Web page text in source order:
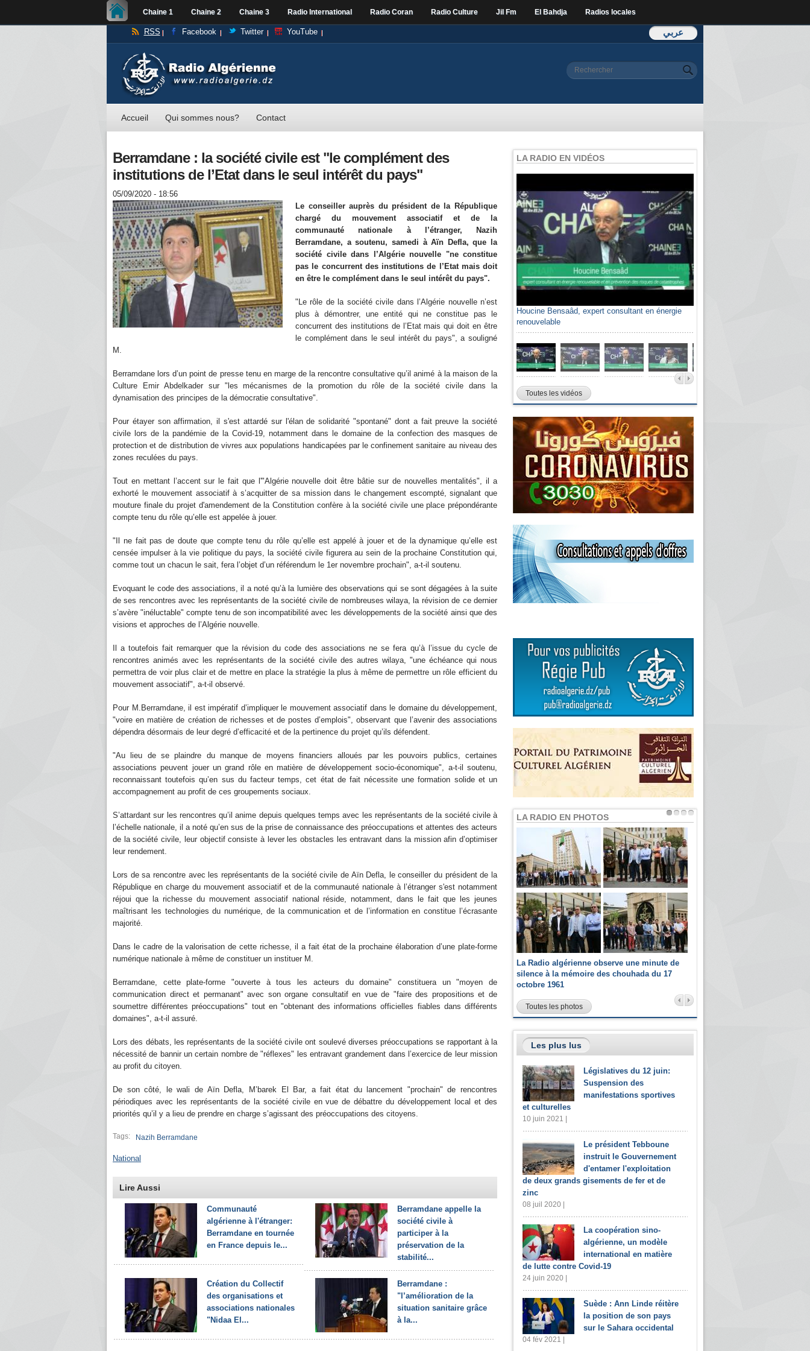
Chaine 1 Chaine 2 Chaine 3 Radio International Radio Coran Radio Culture Jil Fm El Bahdja Radios locales
عربي RSS Facebook Twitter YouTube
Formulaire de
Rechercher
Accueil Qui sommes nous? Contact
Berramdane : la société civile est "le complément des
institutions de l’Etat dans le seul intérêt du pays"
05/09/2020 - 18:56
Le conseiller auprès du président de la République
chargé du mouvement associatif et de la
communauté nationale à l’étranger, Nazih
Berramdane, a soutenu, samedi à Aïn Defla, que la
société civile dans l’Algérie nouvelle "ne constitue
pas le concurrent des institutions de l’Etat mais doit
en être le complément dans le seul intérêt du pays".
"Le rôle de la société civile dans l’Algérie nouvelle n’est
plus à démontrer, une entité qui ne constitue pas le
concurrent des institutions de l’Etat mais qui doit en être
le complément dans le seul intérêt du pays", a souligné
M.
Berramdane lors d’un point de presse tenu en marge de la rencontre consultative qu’il animé à la maison de la
Culture Emir Abdelkader sur "les mécanismes de la promotion du rôle de la société civile dans la
dynamisation des principes de la démocratie consultative".
Pour étayer son affirmation, il s'est attardé sur l'élan de solidarité "spontané" dont a fait preuve la société
civile lors de la pandémie de la Covid-19, notamment dans le domaine de la confection des masques de
protection et de distribution de vivres aux populations handicapées par le confinement sanitaire au niveau des
zones reculées du pays.
Tout en mettant l’accent sur le fait que l'"Algérie nouvelle doit être bâtie sur de nouvelles mentalités", il a
exhorté le mouvement associatif à s’acquitter de sa mission dans le changement escompté, signalant que
mouture finale du projet d'amendement de la Constitution confère à la société civile une place prépondérante
compte tenu du rôle qu’elle est appelée à jouer.
"Il ne fait pas de doute que compte tenu du rôle qu’elle est appelé à jouer et de la dynamique qu’elle est
censée impulser à la vie politique du pays, la société civile figurera au sein de la prochaine Constitution qui,
comme tout un chacun le sait, fera l’objet d’un référendum le 1er novembre prochain", a-t-il soutenu.
Evoquant le code des associations, il a noté qu’à la lumière des observations qui se sont dégagées à la suite
de ses rencontres avec les représentants de la société civile de nombreuses wilaya, la révision de ce dernier
s’avère "inéluctable" compte tenu de son incompatibilité avec les développements de la société ainsi que des
visions et approches de l’Algérie nouvelle.
Il a toutefois fait remarquer que la révision du code des associations ne se fera qu’à l’issue du cycle de
rencontres animés avec les représentants de la société civile des autres wilaya, "une échéance qui nous
permettra de voir plus clair et de mettre en place la stratégie la plus à même de permettre un rôle efficient du
mouvement associatif", a-t-il observé.
Pour M.Berramdane, il est impératif d’impliquer le mouvement associatif dans le domaine du développement,
"voire en matière de création de richesses et de postes d’emplois", observant que l’avenir des associations
dépendra désormais de leur degré d’efficacité et de la pertinence du projet qu’ils défendent.
"Au lieu de se plaindre du manque de moyens financiers alloués par les pouvoirs publics, certaines
associations peuvent jouer un grand rôle en matière de développement socio-économique", a-t-il soutenu,
reconnaissant toutefois qu’en sus du facteur temps, cet état de fait nécessite une formation solide et un
accompagnement au profit de ces groupements sociaux.
S’attardant sur les rencontres qu’il anime depuis quelques temps avec les représentants de la société civile à
l’échelle nationale, il a noté qu’en sus de la prise de connaissance des préoccupations et attentes des acteurs
de la société civile, leur objectif consiste à lever les obstacles les entravant dans la mission afin d’optimiser
leur rendement.
Lors de sa rencontre avec les représentants de la société civile de Aïn Defla, le conseiller du président de la
République en charge du mouvement associatif et de la communauté nationale à l’étranger s'est notamment
réjoui que la richesse du mouvement associatif national réside, notamment, dans le fait que les jeunes
maîtrisant les technologies du numérique, de la communication et de l’information en constitue l’écrasante
majorité.
Dans le cadre de la valorisation de cette richesse, il a fait état de la prochaine élaboration d’une plate-forme
numérique nationale à même de constituer un instituer M.
Berramdane, cette plate-forme "ouverte à tous les acteurs du domaine" constituera un "moyen de
communication direct et permanant" avec son organe consultatif en vue de "faire des propositions et de
soumettre différentes préoccupations" tout en "obtenant des informations officielles fiables dans différents
domaines", a-t-il assuré.
Lors des débats, les représentants de la société civile ont soulevé diverses préoccupations se rapportant à la
nécessité de bannir un certain nombre de "réflexes" les entravant grandement dans l’exercice de leur mission
au profit du citoyen.
De son côté, le wali de Aïn Defla, M’barek El Bar, a fait état du lancement "prochain" de rencontres
périodiques avec les représentants de la société civile en vue de débattre du développement local et des
priorités qu’il y a lieu de prendre en charge s’agissant des préoccupations des citoyens.
Tags: Nazih Berramdane
National
Lire Aussi
Communauté
algérienne à l'étranger:
Berramdane en tournée
en France depuis le...
Berramdane appelle la
société civile à
participer à la
préservation de la
stabilité...
Création du Collectif
des organisations et
associations nationales
"Nidaa El...
Berramdane :
"l’amélioration de la
situation sanitaire grâce
à la...
LA RADIO EN VIDÉOS
Houcine Bensaâd, expert consultant en énergie
renouvelable
Toutes les vidéos
LA RADIO EN PHOTOS
La Radio algérienne observe une minute de
silence à la mémoire des chouhada du 17
octobre 1961
Toutes les photos
Les plus lus
Législatives du 12 juin:
Suspension des
manifestations sportives
et culturelles
10 juin 2021 |
Le président Tebboune
instruit le Gouvernement
d'entamer l'exploitation
de deux grands gisements de fer et de
zinc
08 juil 2020 |
La coopération sino-
algérienne, un modèle
international en matière
de lutte contre Covid-19
24 juin 2020 |
Suède : Ann Linde réitère
la position de son pays
sur le Sahara occidental
04 fév 2021 |